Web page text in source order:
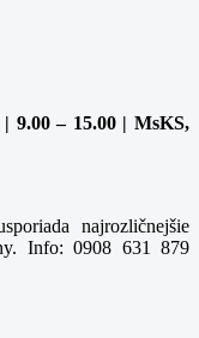
9.00 – 15.00 | MsKS,
najrozličnejšie
Info: 0908 631 879